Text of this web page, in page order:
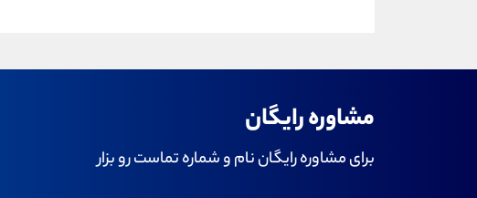
مشاوره رایگان
برای مشاوره رایگان نام و شماره تماست رو بزار